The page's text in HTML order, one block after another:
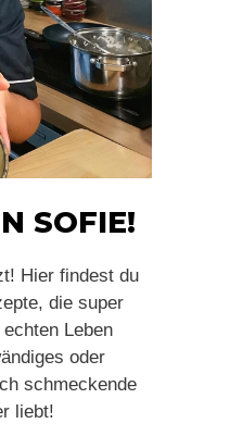
SOFIE!
Hier findest du
die super
Leben
oder
schmeckende
liebt!